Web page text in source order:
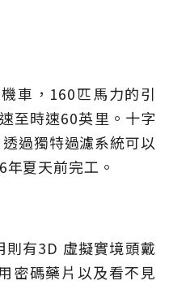
車，160匹馬力的引
至時速60英里。十字
過獨特過濾系統可以
夏天前完工。
有3D 虛擬實境頭戴
密碼藥片以及看不見